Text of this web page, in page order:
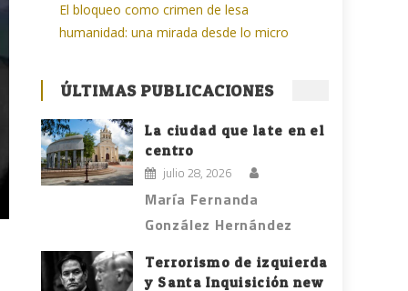
El bloqueo como crimen de lesa
humanidad: una mirada desde lo micro
ÚLTIMAS PUBLICACIONES
La ciudad que late en el
centro
julio 28, 2026
María Fernanda
González Hernández
Terrorismo de izquierda
y Santa Inquisición new